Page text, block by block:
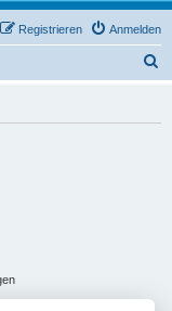
Anmelden
Registrieren